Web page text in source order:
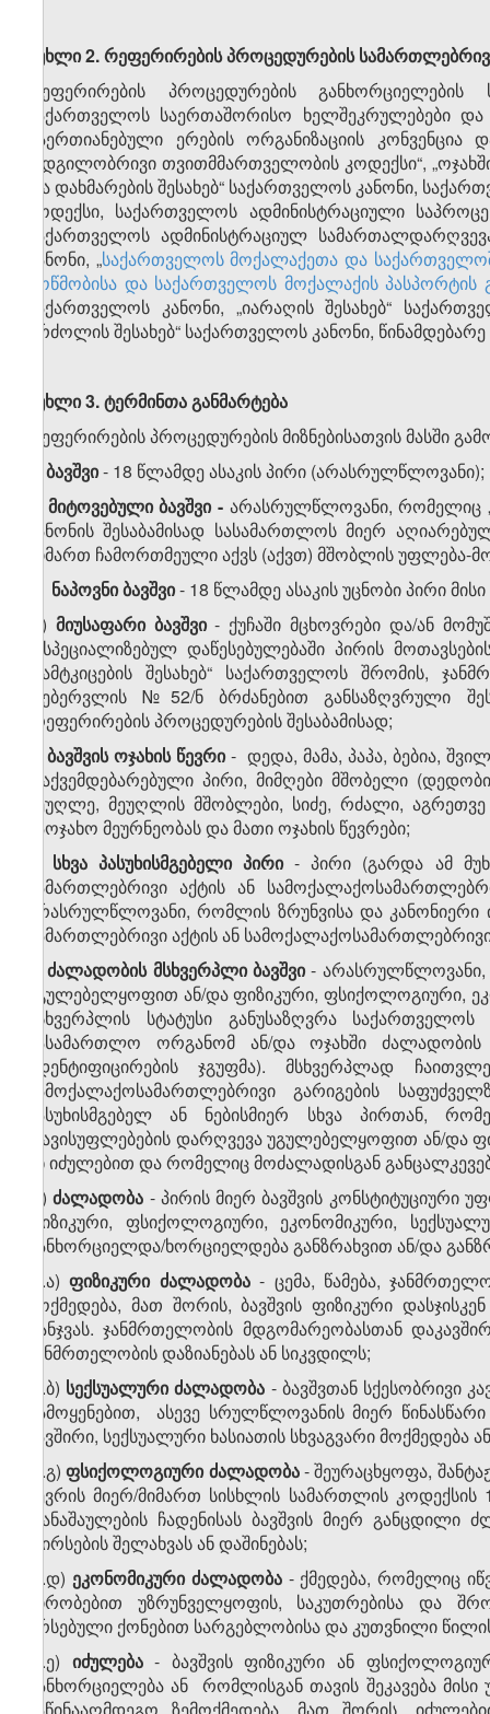
მუხლი2.რეფერირებისპროცედურების
რეფერირების პროცედურების
საქართველოს საერთაშორისო ხელშეკრულებები და
გაერთიანებული ერების ორგანიზაციის
„ადგილობრივი თვითმმართველობის კოდექსი“,
და დახმარების შესახებ“ საქართველოს კანონი,
კოდექსი, საქართველოს ადმინისტრაციული
საქართველოს ადმინისტრაციულ
კანონი, „საქართველოს მოქალაქეთა და
მოწმობისა და საქართველოს მოქალაქის პასპორტის
საქართველოს კანონი, „იარაღის შესახებ“
ბრძოლის შესახებ“ საქართველოს კანონი,
მუხლი3.ტერმინთაგანმარტება
რეფერირების პროცედურების მიზნებისათვის მასში
ბავშვი- 18 წლამდე ასაკის პირი (არასრულწლოვანი);
მიტოვებული ბავშვი - არასრულწლოვანი, რომელიც
კანონის შესაბამისად სასამართლოს მიერ
მიმართ ჩამორთმეული აქვს (აქვთ) მშობლის უფლება-
ნაპოვნი ბავშვი- 18 წლამდე ასაკის უცნობი პირი
დ) მიუსაფარი ბავშვი- ქუჩაში მცხოვრები და/ან
„სპეციალიზებულ დაწესებულებაში პირის
დამტკიცების შესახებ“ საქართველოს შრომის,
თებერვლის №52/ნ ბრძანებით განსაზღვრული
რეფერირების პროცედურების შესაბამისად;
ბავშვის ოჯახის წევრი- დედა, მამა, პაპა, ბებია,
დაქვემდებარებული პირი, მიმღები მშობელი
მეუღლე, მეუღლის მშობლები, სიძე, რძალი,
საოჯახო მეურნეობას და მათი ოჯახის წევრები;
სხვა პასუხისმგებელი პირი- პირი (გარდა ამ
სამართლებრივი აქტის ან
არასრულწლოვანი, რომლის ზრუნვისა და კანონიერი
სამართლებრივი აქტის ან
ზ)ძალადობის მსხვერპლიბავშვი- არასრულწლოვანი,
უგულებელყოფით ან/და ფიზიკური, ფსიქოლოგიური,
მსხვერპლის სტატუსი განუსაზღვრა საქართველოს
სასამართლო ორგანომ ან/და ოჯახში ძალადობის
იდენტიფიცირების ჯგუფმა). მსხვერპლად
სამოქალაქოსამართლებრივი გარიგების
პასუხისმგებელ ან ნებისმიერ სხვა პირთან,
თავისუფლებების დარღვევა უგულებელყოფით ან/და
ან იძულებით და რომელიც მოძალადისგან
თ)ძალადობა - პირის მიერ ბავშვის
ფიზიკური, ფსიქოლოგიური, ეკონომიკური,
განხორციელდა/ხორციელდება განზრახვით ან/და
თ.ა)ფიზიკური ძალადობა- ცემა, წამება,
მოქმედება, მათ შორის, ბავშვის ფიზიკური
ტანჯვას. ჯანმრთელობის მდგომარეობასთან
ჯანმრთელობის დაზიანებას ან სიკვდილს;
თ.ბ) სექსუალური ძალადობა - ბავშვთან სქესობრივი
გამოყენებით, ასევე სრულწლოვანის მიერ
კავშირი, სექსუალური ხასიათის სხვაგვარი მოქმედება
თ.გ)ფსიქოლოგიური ძალადობა- შეურაცხყოფა,
წევრის მიერ/მიმართ სისხლის სამართლის კოდექსის
დანაშაულების ჩადენისას ბავშვის მიერ
ღირსების შელახვას ან დაშინებას;
თ.დ) ეკონომიკური ძალადობა- ქმედება, რომელიც
პირობებით უზრუნველყოფის, საკუთრებისა და
არსებული ქონებით სარგებლობისა და კუთვნილი
თ.ე) იძულება- ბავშვის ფიზიკური ან
განხორციელება ან რომლისგან თავის შეკავება